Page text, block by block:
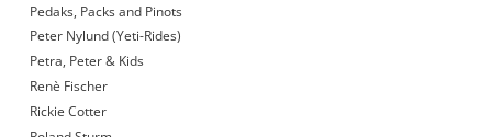
Pedaks, Packs and Pinots
Peter Nylund (Yeti-Rides)
Petra, Peter & Kids
Renè Fischer
Rickie Cotter